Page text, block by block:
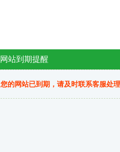
网站到期提醒
您的网站已到期，请及时联系客服处理